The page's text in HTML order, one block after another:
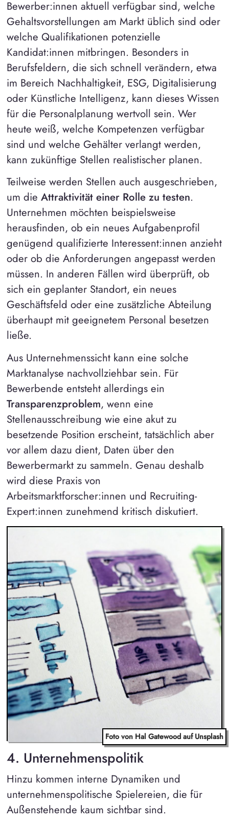
Bewerber:innen aktuell verfügbar sind, welche
Gehaltsvorstellungen am Markt üblich sind oder
welche Qualifikationen potenzielle
Kandidat:innen mitbringen. Besonders in
Berufsfeldern, die sich schnell verändern, etwa
im Bereich Nachhaltigkeit, ESG, Digitalisierung
oder Künstliche Intelligenz, kann dieses Wissen
für die Personalplanung wertvoll sein. Wer
heute weiß, welche Kompetenzen verfügbar
sind und welche Gehälter verlangt werden,
kann zukünftige Stellen realistischer planen.
Teilweise werden Stellen auch ausgeschrieben,
um die Attraktivität einer Rolle zu testen.
Unternehmen möchten beispielsweise
herausfinden, ob ein neues Aufgabenprofil
genügend qualifizierte Interessent:innen anzieht
oder ob die Anforderungen angepasst werden
müssen. In anderen Fällen wird überprüft, ob
sich ein geplanter Standort, ein neues
Geschäftsfeld oder eine zusätzliche Abteilung
überhaupt mit geeignetem Personal besetzen
ließe.
Aus Unternehmenssicht kann eine solche
Marktanalyse nachvollziehbar sein. Für
Bewerbende entsteht allerdings ein
Transparenzproblem, wenn eine
Stellenausschreibung wie eine akut zu
besetzende Position erscheint, tatsächlich aber
vor allem dazu dient, Daten über den
Bewerbermarkt zu sammeln. Genau deshalb
wird diese Praxis von
Arbeitsmarktforscher:innen und Recruiting-
Expert:innen zunehmend kritisch diskutiert.
Foto von Hal Gatewood auf Unsplash
4. Unternehmenspolitik
Hinzu kommen interne Dynamiken und
unternehmenspolitische Spielereien, die für
Außenstehende kaum sichtbar sind.